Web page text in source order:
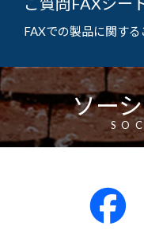
FAXでの製品に関す
ソー